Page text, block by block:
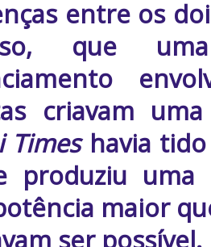
entre os
que
criavam
Timeshavia tido
produziu uma
maior
ser possível.